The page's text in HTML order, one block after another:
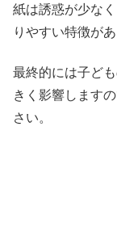
紙は誘惑が少な
りやすい特徴があ
最終的には子ど
きく影響します
さい。